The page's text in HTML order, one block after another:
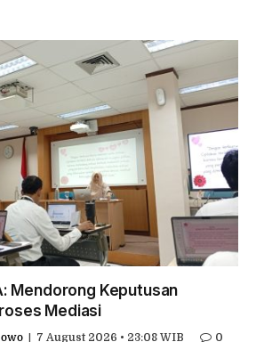
Mendorong Keputusan
Mediasi
7 August 2026 • 23:08 WIB 0